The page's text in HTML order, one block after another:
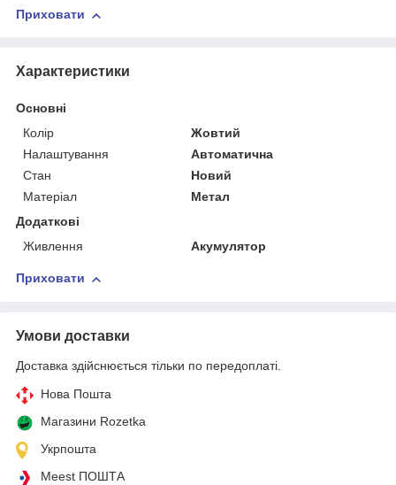
Приховати
Характеристики
Основні
Колір
Жовтий
Налаштування
Автоматична
Стан
Новий
Матеріал
Метал
Додаткові
Живлення
Акумулятор
Приховати
Умови доставки
Доставка здійснюється тільки по передоплаті.
Нова Пошта
Магазини Rozetka
Укрпошта
Meest ПОШТА